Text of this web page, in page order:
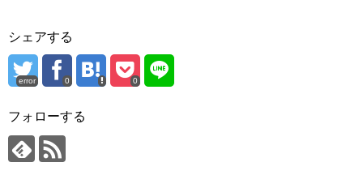
シェアする
error 0 0
フォローする